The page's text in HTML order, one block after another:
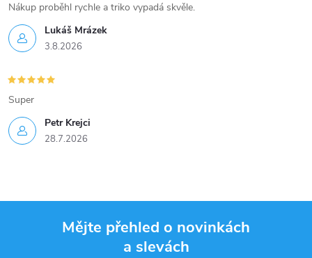
Lukáš Mrázek
3.8.2026
Nákup proběhl rychle a triko vypadá skvěle.
Petr Krejci
28.7.2026
Super
Mějte přehled o novinkách
a slevách